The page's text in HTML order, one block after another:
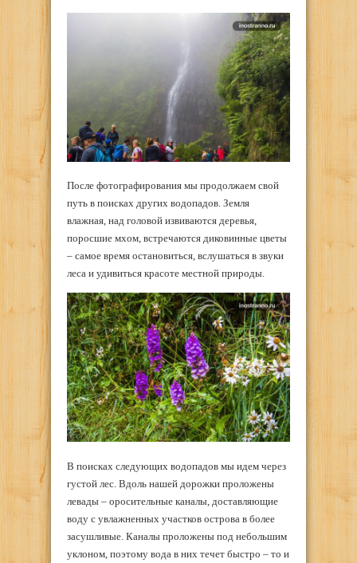
После фотографирования мы продолжаем свой
путь в поисках других водопадов. Земля
влажная, над головой извиваются деревья,
поросшие мхом, встречаются диковинные цветы
– самое время остановиться, вслушаться в звуки
леса и удивиться красоте местной природы.
В поисках следующих водопадов мы идем через
густой лес. Вдоль нашей дорожки проложены
левады – оросительные каналы, доставляющие
воду с увлажненных участков острова в более
засушливые. Каналы проложены под небольшим
уклоном, поэтому вода в них течет быстро – то и